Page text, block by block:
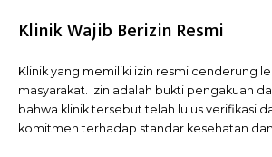
Klinik Wajib Berizin Resmi
Klinik yang memiliki izin resmi cenderung
masyarakat. Izin adalah bukti pengakuan
bahwa klinik tersebut telah lulus verifikasi
komitmen terhadap standar kesehatan